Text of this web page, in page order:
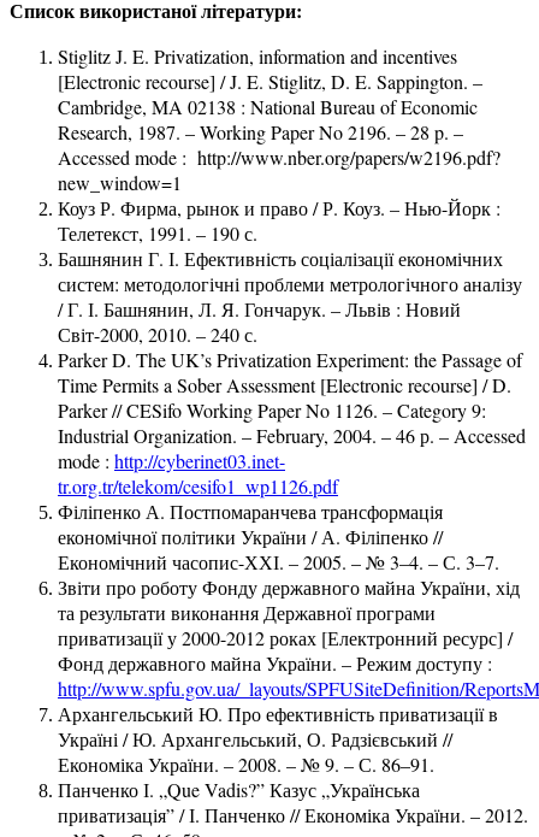
Список використаної літератури:
Stiglitz J. E. Privatization, information and incentives
[Electronic recourse] / J. E. Stiglitz, D. E. Sappington. –
Cambridge, MA 02138 : National Bureau of Economic
Research, 1987. – Working Paper No 2196. – 28 p. –
Accessed mode : http://www.nber.org/papers/w2196.pdf?
new_window=1
Коуз Р. Фирма, рынок и право / Р. Коуз. – Нью-Йорк :
Телетекст, 1991. – 190 с.
Башнянин Г. І. Ефективність соціалізації економічних
систем: методологічні проблеми метрологічного аналізу
/ Г. І. Башнянин, Л. Я. Гончарук. – Львів : Новий
Світ-2000, 2010. – 240 с.
Parker D. The UK’s Privatization Experiment: the Passage of
Time Permits a Sober Assessment [Electronic recourse] / D.
Parker // CESifo Working Paper No 1126. – Category 9:
Industrial Organization. – February, 2004. – 46 р. – Accessed
mode : http://cyberinet03.inet-
tr.org.tr/telekom/cesifo1_wp1126.pdf
Філіпенко А. Постпомаранчева трансформація
економічної політики України / А. Філіпенко //
Економічний часопис-ХХІ. – 2005. – № 3–4. – С. 3–7.
Звіти про роботу Фонду державного майна України, хід
та результати виконання Державної програми
приватизації у 2000-2012 роках [Електронний ресурс] /
Фонд державного майна України. – Режим доступу :
http://www.spfu.gov.ua/_layouts/SPFUSiteDefinition/
Архангельський Ю. Про ефективність приватизації в
Україні / Ю. Архангельський, О. Радзієвський //
Економіка України. – 2008. – № 9. – С. 86–91.
Панченко І. „Que Vadis?” Казус „Українська
приватизація” / І. Панченко // Економіка України. – 2012.